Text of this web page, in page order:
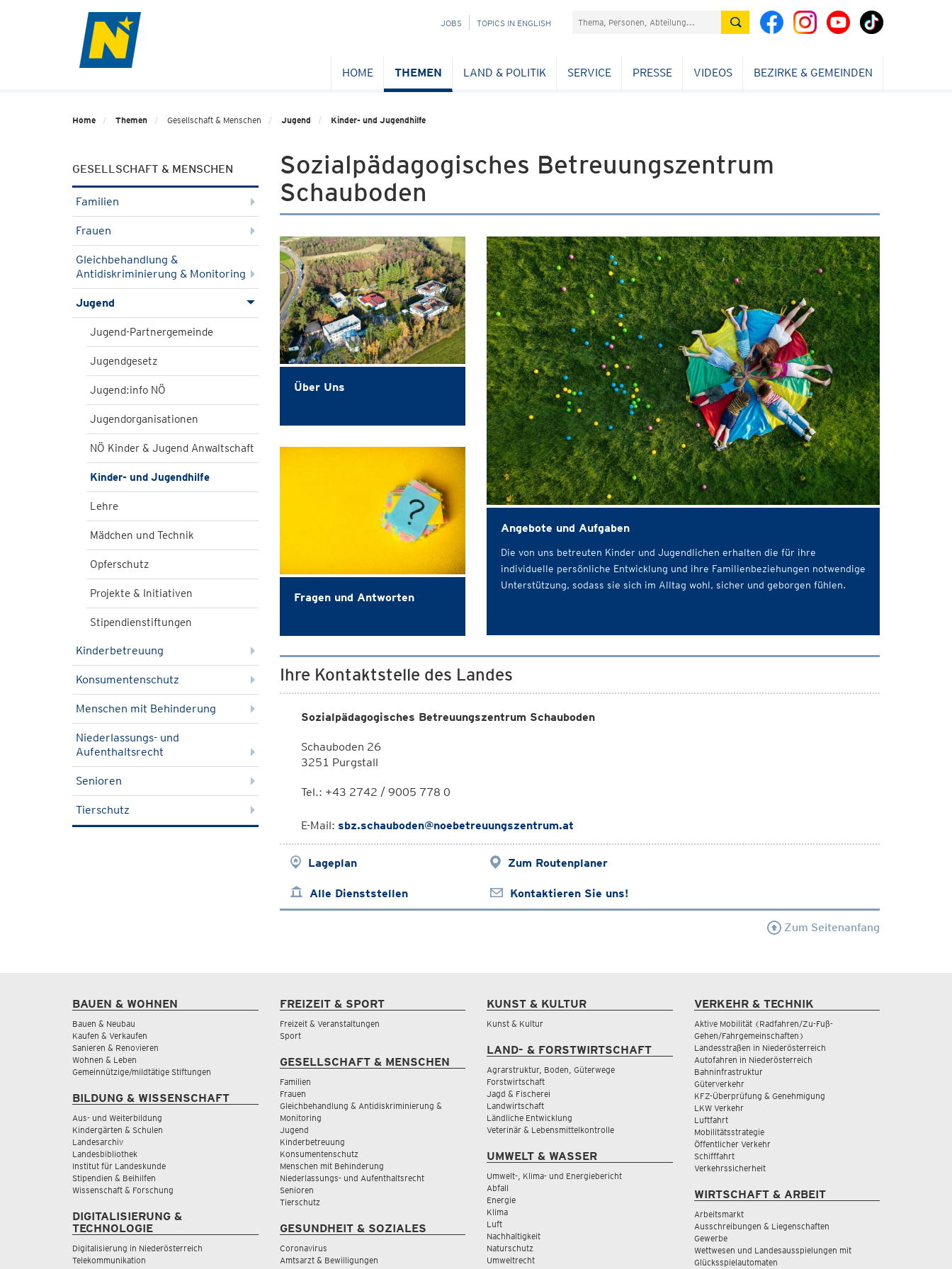
NAVIGATION
JOBS TOPICS IN ENGLISH Suchefeld
HOME THEMEN LAND & POLITIK SERVICE PRESSE VIDEOS BEZIRKE & GEMEINDEN
Home Themen Gesellschaft & Menschen Jugend Kinder- und Jugendhilfe
GESELLSCHAFT & MENSCHEN
Familien
Frauen
Gleichbehandlung &
Antidiskriminierung & Monitoring
Jugend
Jugend-Partnergemeinde
Jugendgesetz
Jugend:info NÖ
Jugendorganisationen
NÖ Kinder & Jugend Anwaltschaft
Kinder- und Jugendhilfe
Lehre
Mädchen und Technik
Opferschutz
Projekte & Initiativen
Stipendienstiftungen
Kinderbetreuung
Konsumentenschutz
Menschen mit Behinderung
Niederlassungs- und
Aufenthaltsrecht
Senioren
Tierschutz
Sozialpädagogisches Betreuungszentrum
Schauboden
Angebote und Aufgaben
Die von uns betreuten Kinder und Jugendlichen erhalten die für ihre
individuelle persönliche Entwicklung und ihre Familienbeziehungen notwendige
Unterstützung, sodass sie sich im Alltag wohl, sicher und geborgen fühlen.
Über Uns
Fragen und Antworten
Ihre Kontaktstelle des Landes
Sozialpädagogisches Betreuungszentrum Schauboden
Schauboden 26
3251 Purgstall
Tel.: +43 2742 / 9005 778 0
E-Mail: sbz.schauboden@noebetreuungszentrum.at
Lageplan Zum Routenplaner
Alle Dienststellen Kontaktieren Sie uns!
Zum Seitenanfang
BAUEN & WOHNEN
Bauen & Neubau
Kaufen & Verkaufen
Sanieren & Renovieren
Wohnen & Leben
Gemeinnützige/mildtätige Stiftungen
BILDUNG & WISSENSCHAFT
Aus- und Weiterbildung
Kindergärten & Schulen
Landesarchiv
Landesbibliothek
Institut für Landeskunde
Stipendien & Beihilfen
Wissenschaft & Forschung
DIGITALISIERUNG &
TECHNOLOGIE
Digitalisierung in Niederösterreich
Telekommunikation
FREIZEIT & SPORT
Freizeit & Veranstaltungen
Sport
GESELLSCHAFT & MENSCHEN
Familien
Frauen
Gleichbehandlung & Antidiskriminierung &
Monitoring
Jugend
Kinderbetreuung
Konsumentenschutz
Menschen mit Behinderung
Niederlassungs- und Aufenthaltsrecht
Senioren
Tierschutz
GESUNDHEIT & SOZIALES
Coronavirus
Amtsarzt & Bewilligungen
KUNST & KULTUR
Kunst & Kultur
LAND- & FORSTWIRTSCHAFT
Agrarstruktur, Boden, Güterwege
Forstwirtschaft
Jagd & Fischerei
Landwirtschaft
Ländliche Entwicklung
Veterinär & Lebensmittelkontrolle
UMWELT & WASSER
Umwelt-, Klima- und Energiebericht
Abfall
Energie
Klima
Luft
Nachhaltigkeit
Naturschutz
Umweltrecht
VERKEHR & TECHNIK
Aktive Mobilität (Radfahren/Zu-Fuß-
Gehen/Fahrgemeinschaften)
Landesstraßen in Niederösterreich
Autofahren in Niederösterreich
Bahninfrastruktur
Güterverkehr
KFZ-Überprüfung & Genehmigung
LKW Verkehr
Luftfahrt
Mobilitätsstrategie
Öffentlicher Verkehr
Schifffahrt
Verkehrssicherheit
WIRTSCHAFT & ARBEIT
Arbeitsmarkt
Ausschreibungen & Liegenschaften
Gewerbe
Wettwesen und Landesausspielungen mit
Glücksspielautomaten